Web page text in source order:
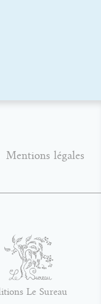
Mentions légales
Le Sureau